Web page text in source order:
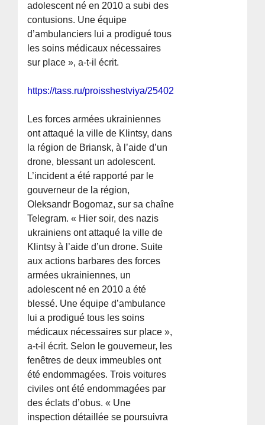
adolescent né en 2010 a subi des
contusions. Une équipe
d’ambulanciers lui a prodigué tous
les soins médicaux nécessaires
sur place », a-t-il écrit.
https://tass.ru/proisshestviya/25402545
Les forces armées ukrainiennes
ont attaqué la ville de Klintsy, dans
la région de Briansk, à l’aide d’un
drone, blessant un adolescent.
L’incident a été rapporté par le
gouverneur de la région,
Oleksandr Bogomaz, sur sa chaîne
Telegram. « Hier soir, des nazis
ukrainiens ont attaqué la ville de
Klintsy à l’aide d’un drone. Suite
aux actions barbares des forces
armées ukrainiennes, un
adolescent né en 2010 a été
blessé. Une équipe d’ambulance
lui a prodigué tous les soins
médicaux nécessaires sur place »,
a-t-il écrit. Selon le gouverneur, les
fenêtres de deux immeubles ont
été endommagées. Trois voitures
civiles ont été endommagées par
des éclats d’obus. « Une
inspection détaillée se poursuivra